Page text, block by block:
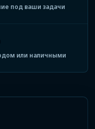
под ваши задачи
или наличными